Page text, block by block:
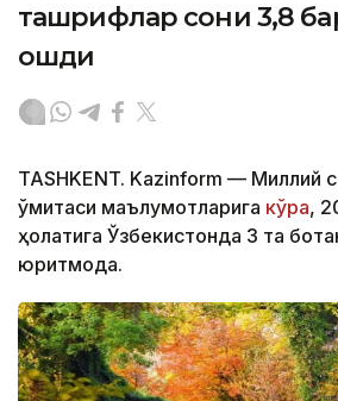
ташрифлар сони 3,8
ошди
TASHKENT. Kazinform — Миллий
қўмитаси маълумотларига кўра,
ҳолатига Ўзбекистонда 3 та
юритмоқда.